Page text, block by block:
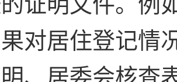
对居住登记情